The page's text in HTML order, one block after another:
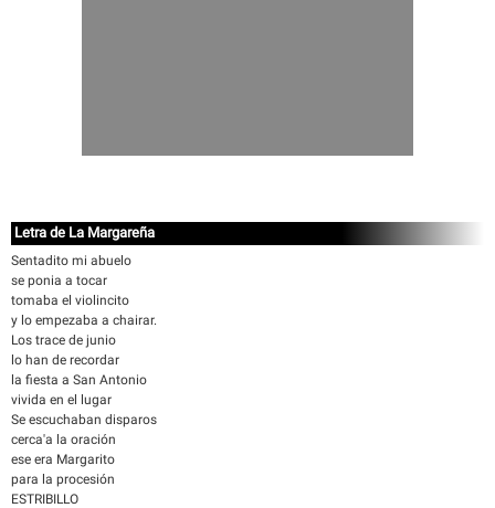
Letra de La Margareña
Sentadito mi abuelo
se ponia a tocar
tomaba el violincito
y lo empezaba a chairar.
Los trace de junio
lo han de recordar
la fiesta a San Antonio
vivida en el lugar
Se escuchaban disparos
cerca'a la oración
ese era Margarito
para la procesión
ESTRIBILLO